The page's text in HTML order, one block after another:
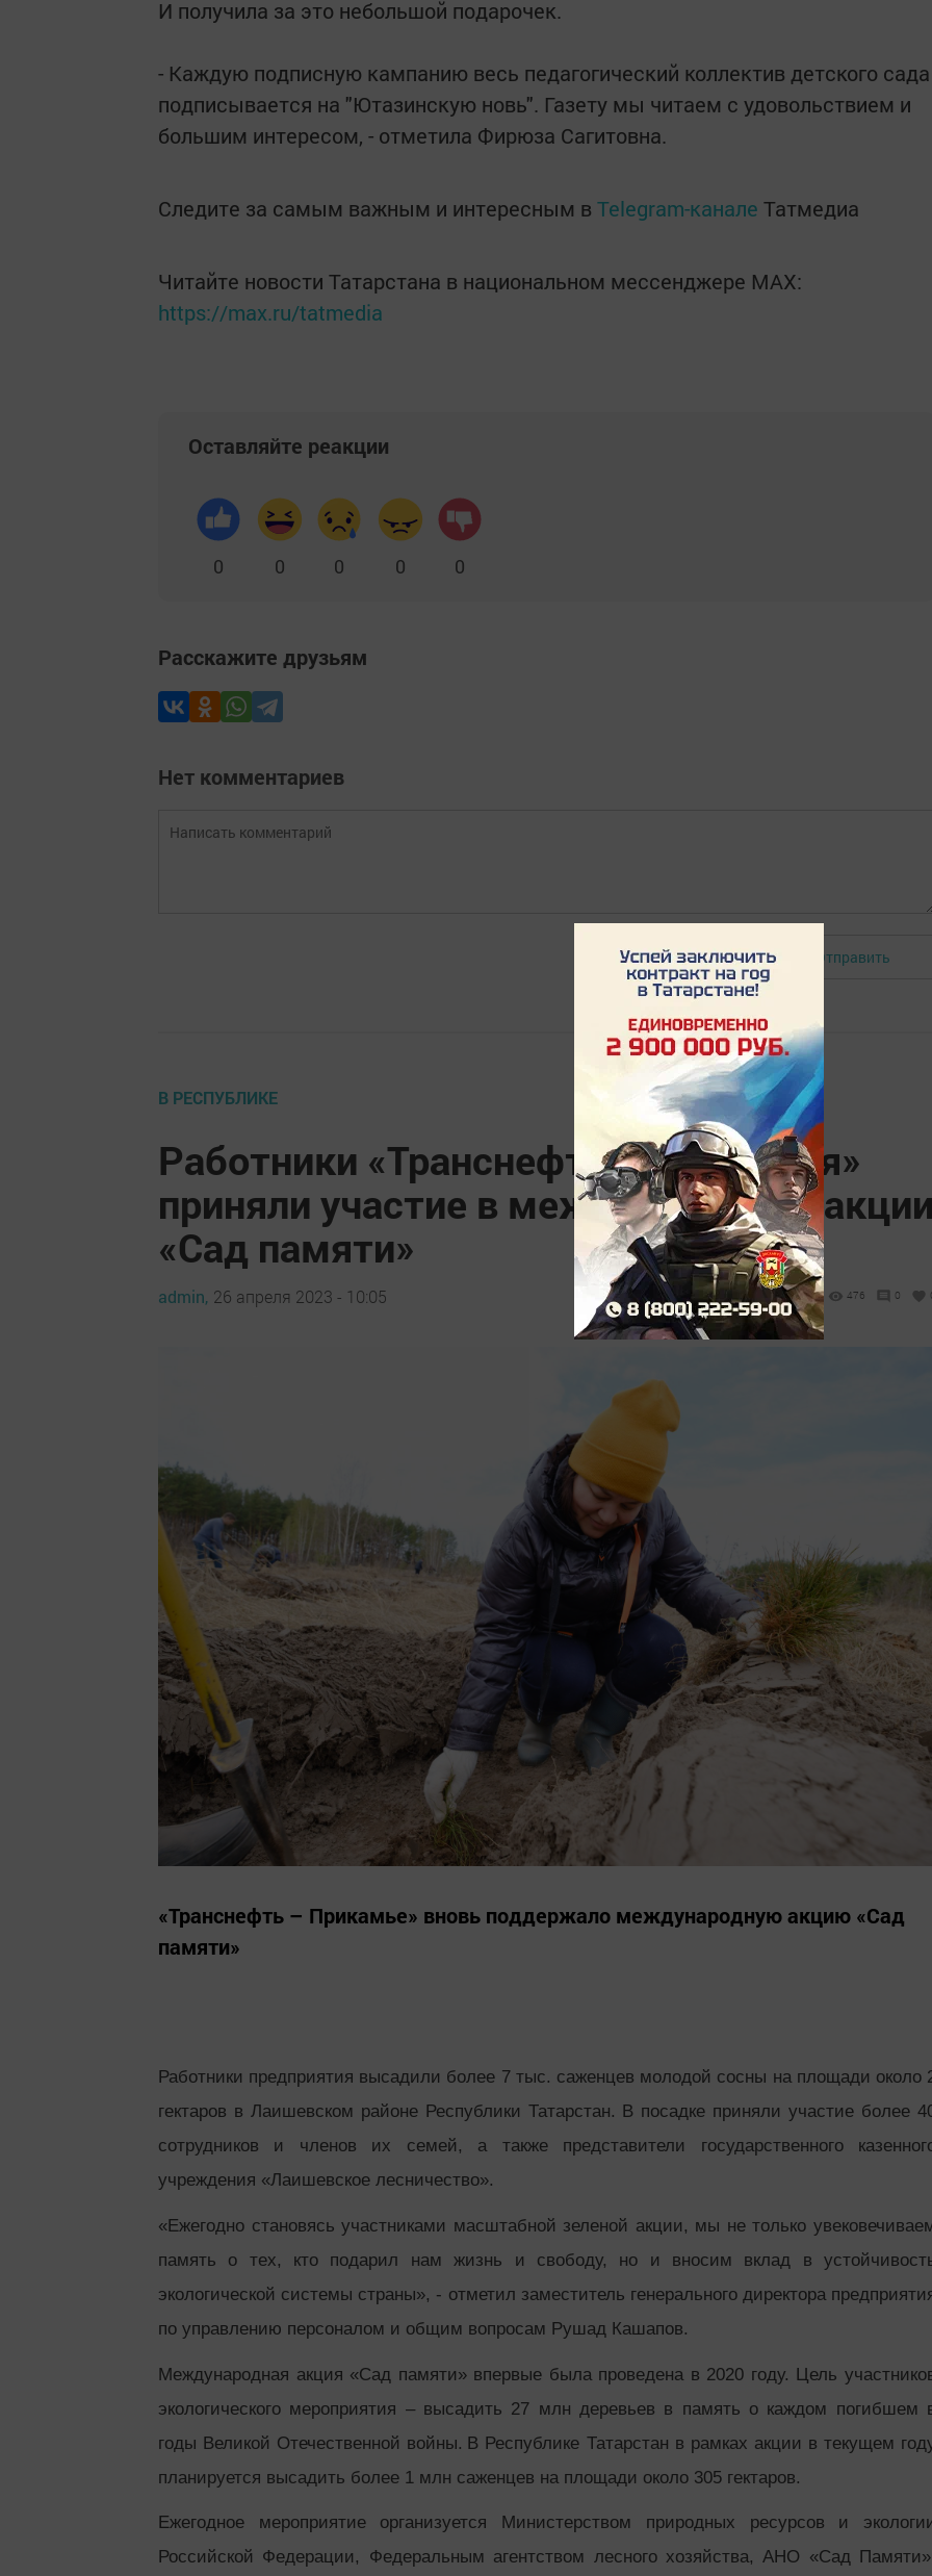
И получила за это небольшой подарочек.
- Каждую подписную кампанию весь педагогический коллектив детского сада
подписывается на "Ютазинскую новь". Газету мы читаем с удовольствием и
большим интересом, - отметила Фирюза Сагитовна.
Следите за самым важным и интересным в Telegram-канале Татмедиа
Читайте новости Татарстана в национальном мессенджере MАХ:
https://max.ru/tatmedia
Оставляйте реакции
0 0 0 0 0
Расскажите друзьям
Нет комментариев
Авторизоваться Отправить
В РЕСПУБЛИКЕ
Работники «Транснефть – Прикамья»
приняли участие в международной
«Сад памяти»
admin, 26 апреля 2023 - 10:05 476 0
«Транснефть – Прикамье» вновь поддержало международную акцию «Сад
памяти»
Работники предприятия высадили более 7 тыс. саженцев молодой сосны на площади около
гектаров в Лаишевском районе Республики Татарстан. В посадке приняли участие более
сотрудников и членов их семей, а также представители государственного
учреждения «Лаишевское лесничество».
«Ежегодно становясь участниками масштабной зеленой акции, мы не только
память о тех, кто подарил нам жизнь и свободу, но и вносим вклад в
экологической системы страны», - отметил заместитель генерального директора
по управлению персоналом и общим вопросам Рушад Кашапов.
Международная акция «Сад памяти» впервые была проведена в 2020 году. Цель
экологического мероприятия – высадить 27 млн деревьев в память о каждом погибшем
годы Великой Отечественной войны. В Республике Татарстан в рамках акции в текущем
планируется высадить более 1 млн саженцев на площади около 305 гектаров.
Ежегодное мероприятие организуется Министерством природных ресурсов и
Российской Федерации, Федеральным агентством лесного хозяйства, АНО «Сад